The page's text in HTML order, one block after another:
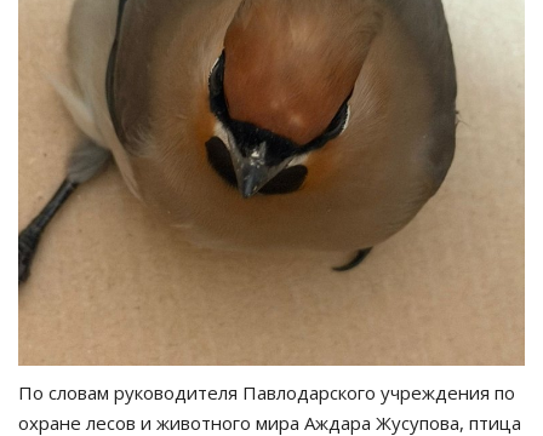
По словам руководителя Павлодарского учреждения по
охране лесов и животного мира Аждара Жусупова, птица